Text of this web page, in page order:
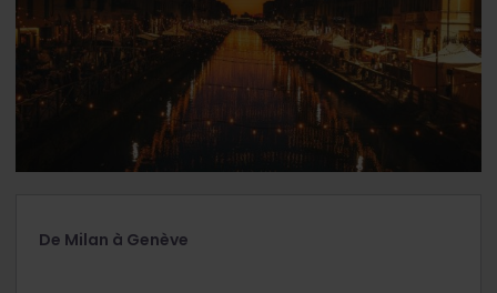
De Milan à Genève